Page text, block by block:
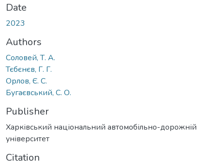
Date
2023
Authors
Соловей, Т. А.
Тєбєнєв, Г. Г.
Орлов, Є. С.
Бугаєвський, С. О.
Publisher
Харківський національний автомобільно-дорожній
університет
Citation